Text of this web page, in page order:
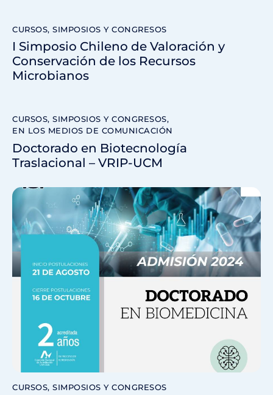
CURSOS, SIMPOSIOS Y CONGRESOS
I Simposio Chileno de Valoración y
Conservación de los Recursos
Microbianos
CURSOS, SIMPOSIOS Y CONGRESOS,
EN LOS MEDIOS DE COMUNICACIÓN
Doctorado en Biotecnología
Traslacional – VRIP-UCM
CURSOS, SIMPOSIOS Y CONGRESOS